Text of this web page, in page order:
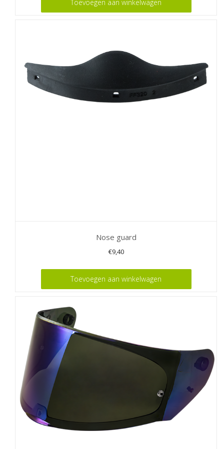
Toevoegen aan winkelwagen
Nose guard
€9,40
Toevoegen aan winkelwagen